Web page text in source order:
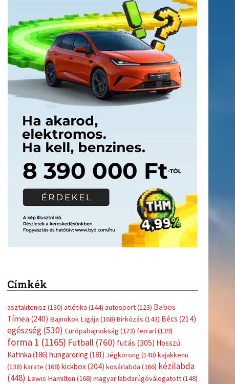
Címkék
asztalitenisz (130) atlétika (144) autosport(123) Babos
Tímea (240) Bajnokok Ligája (168) Birkózás (143) Bécs (214)
egészség(530) Európabajnokság (173) ferrari (139)
forma 1 (1165) Futball(760) futás (305) Hosszú
Katinka (186) hungaroring (181) Jégkorong (148) kajakkenu
(138) karate (168) kickbox(204) kosárlabda (166) kézilabda
(448) Lewis Hamilton (168) magyar labdarúgóválogatott(148)